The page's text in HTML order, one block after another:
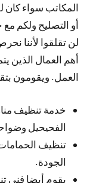
المكاتب سواء كان
أو التصليح ولكم
لن تقلقوا لأننا
أهم العمال الذين
العمل. ويقومون
الفحيحيل
تنظيف
الجودة.
يقوم أيضا فني